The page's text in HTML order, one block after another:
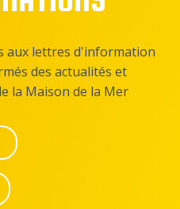
aux lettres d'information
des actualités et
la Maison de la Mer